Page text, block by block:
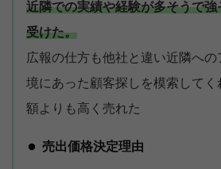
近隣での実績や経験が多そうで
受けた。
広報の仕方も他社と違い近隣へ
境にあった顧客探しを模索してく
額よりも高く売れた
売出価格決定理由
家族に知られず価格が
無料診断スター